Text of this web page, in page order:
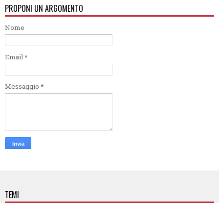
PROPONI UN ARGOMENTO
Nome
Email *
Messaggio *
TEMI